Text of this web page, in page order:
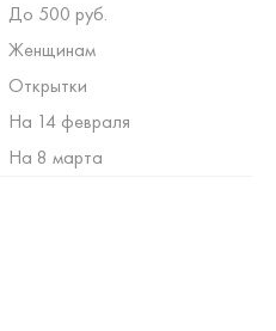
До 500 руб.
Женщинам
Открытки
На 14 февраля
На 8 марта